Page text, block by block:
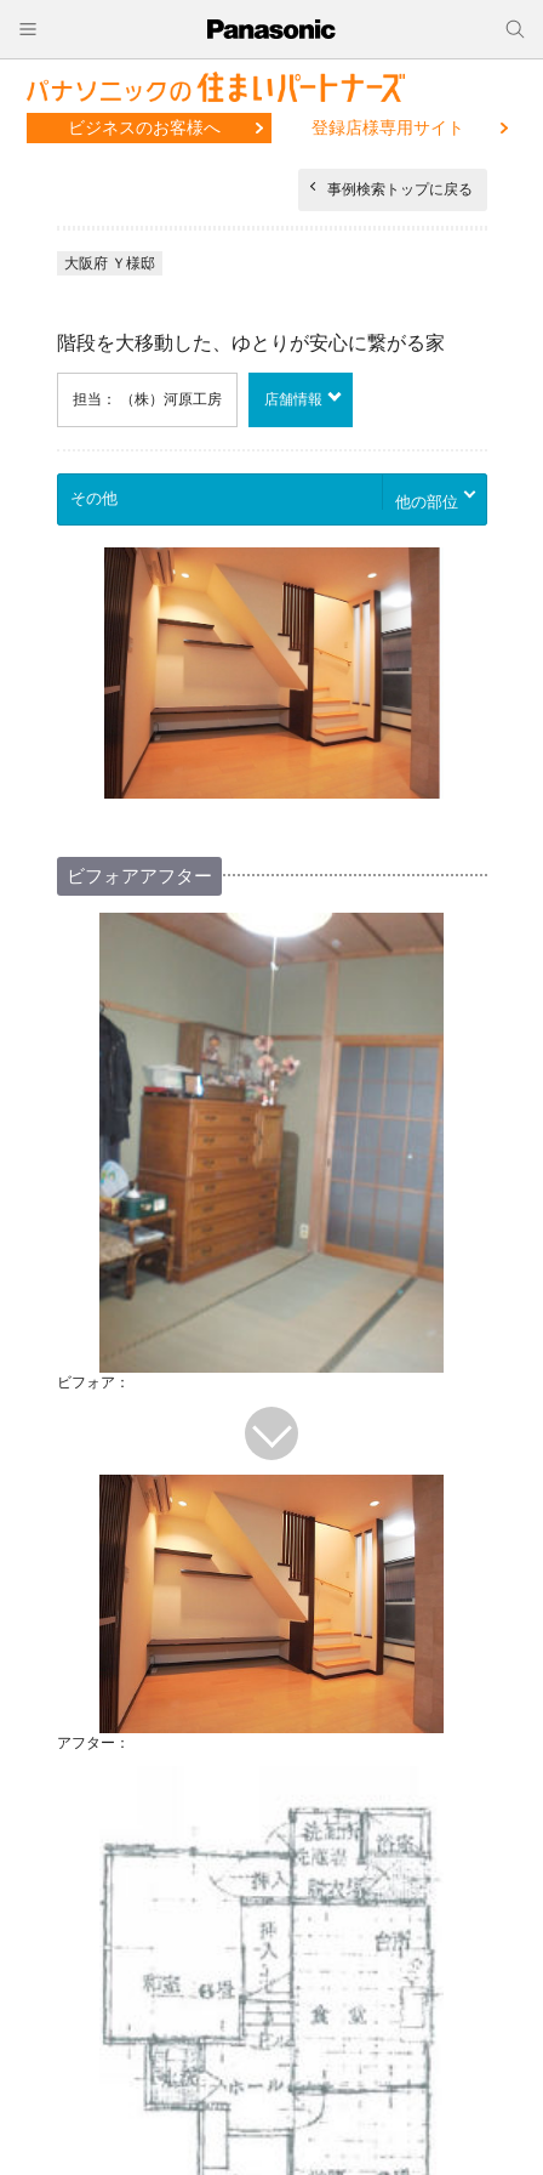
ビジネスのお客様へ 登録店様専用サイト
事例検索トップに戻る
大阪府 Ｙ様邸
階段を大移動した、ゆとりが安心に繋がる家
担当： （株）河原工房 店舗情報
他の部位
ビフォアアフター
ビフォア：
アフター：